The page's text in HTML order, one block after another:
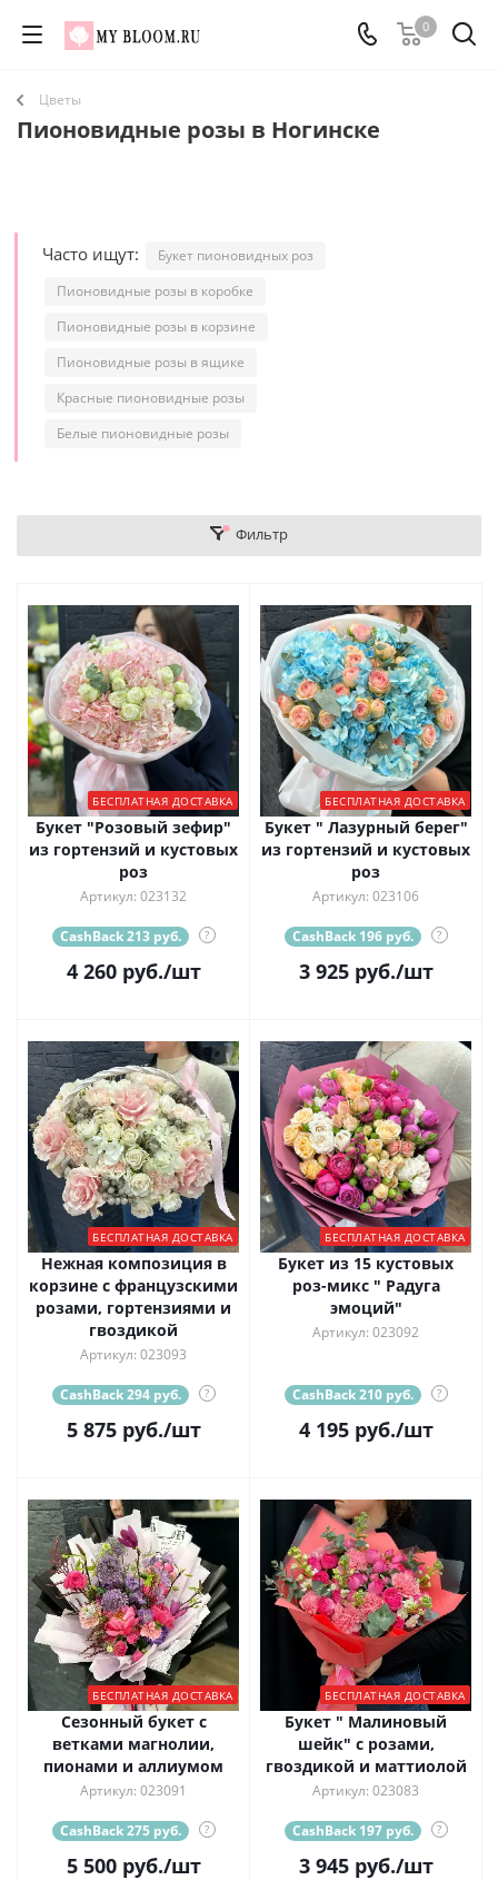
0
Цветы
Пионовидные розы в Ногинске
Часто ищут:
Букет пионовидных роз
Пионовидные розы в коробке
Пионовидные розы в корзине
Пионовидные розы в ящике
Красные пионовидные розы
Белые пионовидные розы
Фильтр
БЕСПЛАТНАЯ ДОСТАВКА
Букет "Розовый зефир"
из гортензий и кустовых
роз
Артикул: 023132
CashBack 213 руб. ?
4 260руб./шт
БЕСПЛАТНАЯ ДОСТАВКА
Букет " Лазурный берег"
из гортензий и кустовых
роз
Артикул: 023106
CashBack 196 руб. ?
3 925руб./шт
БЕСПЛАТНАЯ ДОСТАВКА
Нежная композиция в
корзине с французскими
розами, гортензиями и
гвоздикой
Артикул: 023093
CashBack 294 руб. ?
5 875руб./шт
БЕСПЛАТНАЯ ДОСТАВКА
Букет из 15 кустовых
роз-микс " Радуга
эмоций"
Артикул: 023092
CashBack 210 руб. ?
4 195руб./шт
БЕСПЛАТНАЯ ДОСТАВКА
Сезонный букет с
ветками магнолии,
пионами и аллиумом
Артикул: 023091
CashBack 275 руб. ?
5 500руб./шт
БЕСПЛАТНАЯ ДОСТАВКА
Букет " Малиновый
шейк" с розами,
гвоздикой и маттиолой
Артикул: 023083
CashBack 197 руб. ?
3 945руб./шт